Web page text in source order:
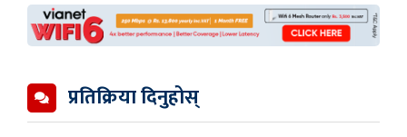
प्रतिक्रिया दिनुहोस्